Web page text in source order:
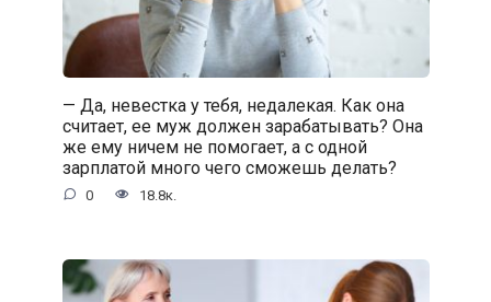
— Да, невестка у тебя, недалекая. Как она
считает, ее муж должен зарабатывать? Она
же ему ничем не помогает, а с одной
зарплатой много чего сможешь делать?
0 18.8к.